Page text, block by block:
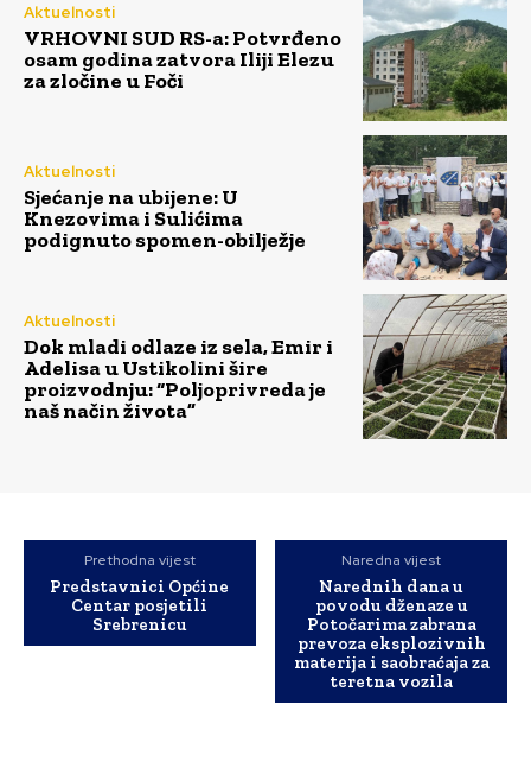
Aktuelnosti
VRHOVNI SUD RS-a: Potvrđeno
osam godina zatvora Iliji Elezu
za zločine u Foči
Aktuelnosti
Sjećanje na ubijene: U
Knezovima i Sulićima
podignuto spomen-obilježje
Aktuelnosti
Dok mladi odlaze iz sela, Emir i
Adelisa u Ustikolini šire
proizvodnju: “Poljoprivreda je
naš način života”
Prethodna vijest
Predstavnici Općine
Centar posjetili
Srebrenicu
Naredna vijest
Narednih dana u
povodu dženaze u
Potočarima zabrana
prevoza eksplozivnih
materija i saobraćaja za
teretna vozila